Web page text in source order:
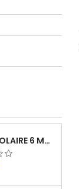
CÂBLE SOLAIRE 6 MM2 ( VENDU AU ML )